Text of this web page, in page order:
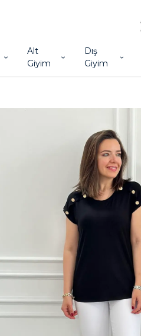
Alt
Giyim
Dış
Giyim